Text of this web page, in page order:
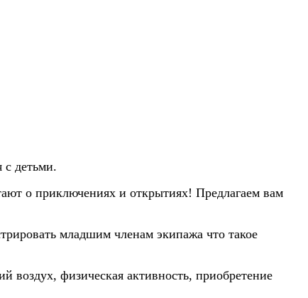
с детьми.
о приключениях и открытиях! Предлагаем вам
младшим членам экипажа что такое
воздух, физическая активность, приобретение